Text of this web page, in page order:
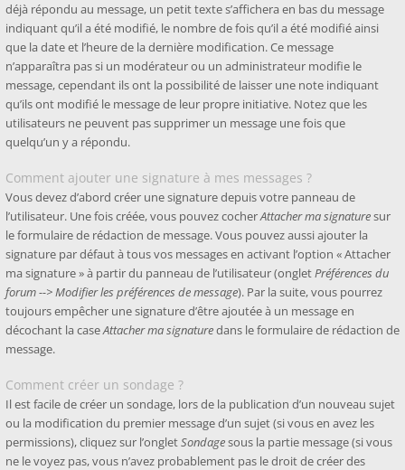
déjà répondu au message, un petit texte s’affichera en bas du message
indiquant qu’il a été modifié, le nombre de fois qu’il a été modifié ainsi
que la date et l’heure de la dernière modification. Ce message
n’apparaîtra pas si un modérateur ou un administrateur modifie le
message, cependant ils ont la possibilité de laisser une note indiquant
qu’ils ont modifié le message de leur propre initiative. Notez que les
utilisateurs ne peuvent pas supprimer un message une fois que
quelqu’un y a répondu.
Comment ajouter une signature à mes messages ?
Vous devez d’abord créer une signature depuis votre panneau de
l’utilisateur. Une fois créée, vous pouvez cocherAttacher ma signaturesur
le formulaire de rédaction de message. Vous pouvez aussi ajouter la
signature par défaut à tous vos messages en activant l’option « Attacher
ma signature » à partir du panneau de l’utilisateur (ongletPréférences du
forum --> Modifier les préférences de message). Par la suite, vous pourrez
toujours empêcher une signature d’être ajoutée à un message en
décochant la caseAttacher ma signaturedans le formulaire de rédaction de
message.
Comment créer un sondage ?
Il est facile de créer un sondage, lors de la publication d’un nouveau sujet
ou la modification du premier message d’un sujet (si vous en avez les
permissions), cliquez sur l’ongletSondagesous la partie message (si vous
ne le voyez pas, vous n’avez probablement pas le droit de créer des